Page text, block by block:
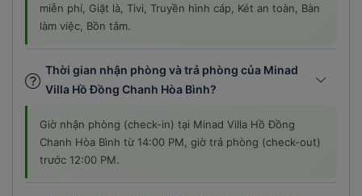
miễn phí, Giặt là, Tivi, Truyền hình cáp, Két an toàn, Bàn
làm việc, Bồn tắm.
Thời gian nhận phòng và trả phòng của Minad
Villa Hồ Đồng Chanh Hòa Bình?
Giờ nhận phòng (check-in) tại Minad Villa Hồ Đồng
Chanh Hòa Bình từ 14:00 PM, giờ trả phòng (check-out)
trước 12:00 PM.